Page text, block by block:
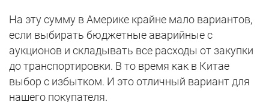
На эту сумму в Америке крайне мало вариантов,
если выбирать бюджетные аварийные с
аукционов и складывать все расходы от закупки
до транспортировки. В то время как в Китае
выбор с избытком. И это отличный вариант для
нашего покупателя.